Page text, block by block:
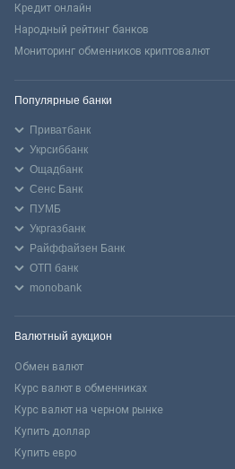
Кредит онлайн
Народный рейтинг банков
Мониторинг обменников криптовалют
Популярные банки
Приватбанк
Укрсиббанк
Ощадбанк
Сенс Банк
ПУМБ
Укргазбанк
Райффайзен Банк
ОТП банк
monobank
Валютный аукцион
Обмен валют
Курс валют в обменниках
Курс валют на черном рынке
Купить доллар
Купить евро